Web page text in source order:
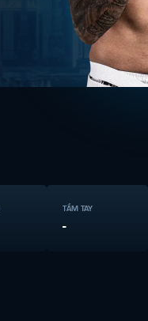
TẦM TAY
-